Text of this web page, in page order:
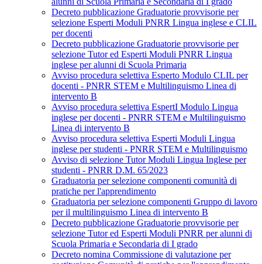
Decreto pubblicazione Graduatorie provvisorie per
selezione Esperti Moduli PNRR Lingua inglese e CLIL
per docenti
Decreto pubblicazione Graduatorie provvisorie per
selezione Tutor ed Esperti Moduli PNRR Lingua
inglese per alunni di Scuola Primaria
Avviso procedura selettiva Esperto Modulo CLIL per
docenti - PNRR STEM e Multilinguismo Linea di
intervento B
Avviso procedura selettiva EspertI Modulo Lingua
inglese per docenti - PNRR STEM e Multilinguismo
Linea di intervento B
Avviso procedura selettiva Esperti Moduli Lingua
inglese per studenti - PNRR STEM e Multilinguismo
Avviso di selezione Tutor Moduli Lingua Inglese per
studenti - PNRR D.M. 65/2023
Graduatoria per selezione componenti comunità di
pratiche per l'apprendimento
Graduatoria per selezione componenti Gruppo di lavoro
per il multilinguismo Linea di intervento B
Decreto pubblicazione Graduatorie provvisorie per
selezione Tutor ed Esperti Moduli PNRR per alunni di
Scuola Primaria e Secondaria di I grado
Decreto nomina Commissione di valutazione per